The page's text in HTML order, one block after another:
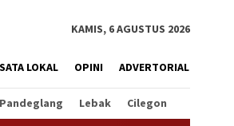
KAMIS, 6 AGUSTUS 2026
LOKAL OPINI ADVERTORIAL
Pandeglang Lebak Cilegon